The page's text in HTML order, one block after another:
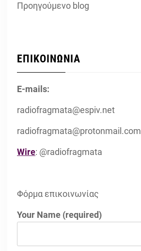
Προηγούμενο blog
ΕΠΙΚΟΙΝΩΝΙΑ
E-mails:
radiofragmata@espiv.net
radiofragmata@protonmail.com
Wire: @radiofragmata
Φόρμα επικοινωνίας
Your Name (required)